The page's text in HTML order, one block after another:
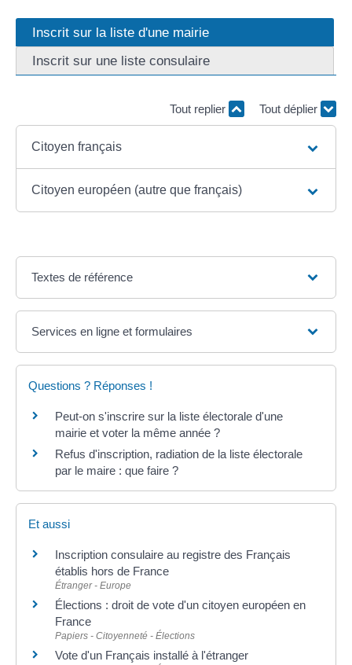
Inscrit sur la liste d'une mairie
Inscrit sur une liste consulaire
Tout replier Tout déplier
Citoyen français
Citoyen européen (autre que français)
Textes de référence
Services en ligne et formulaires
Questions ? Réponses !
Peut-on s'inscrire sur la liste électorale d'une
mairie et voter la même année ?
Refus d'inscription, radiation de la liste électorale
par le maire : que faire ?
Et aussi
Inscription consulaire au registre des Français
établis hors de France
Étranger - Europe
Élections : droit de vote d'un citoyen européen en
France
Papiers - Citoyenneté - Élections
Vote d'un Français installé à l'étranger